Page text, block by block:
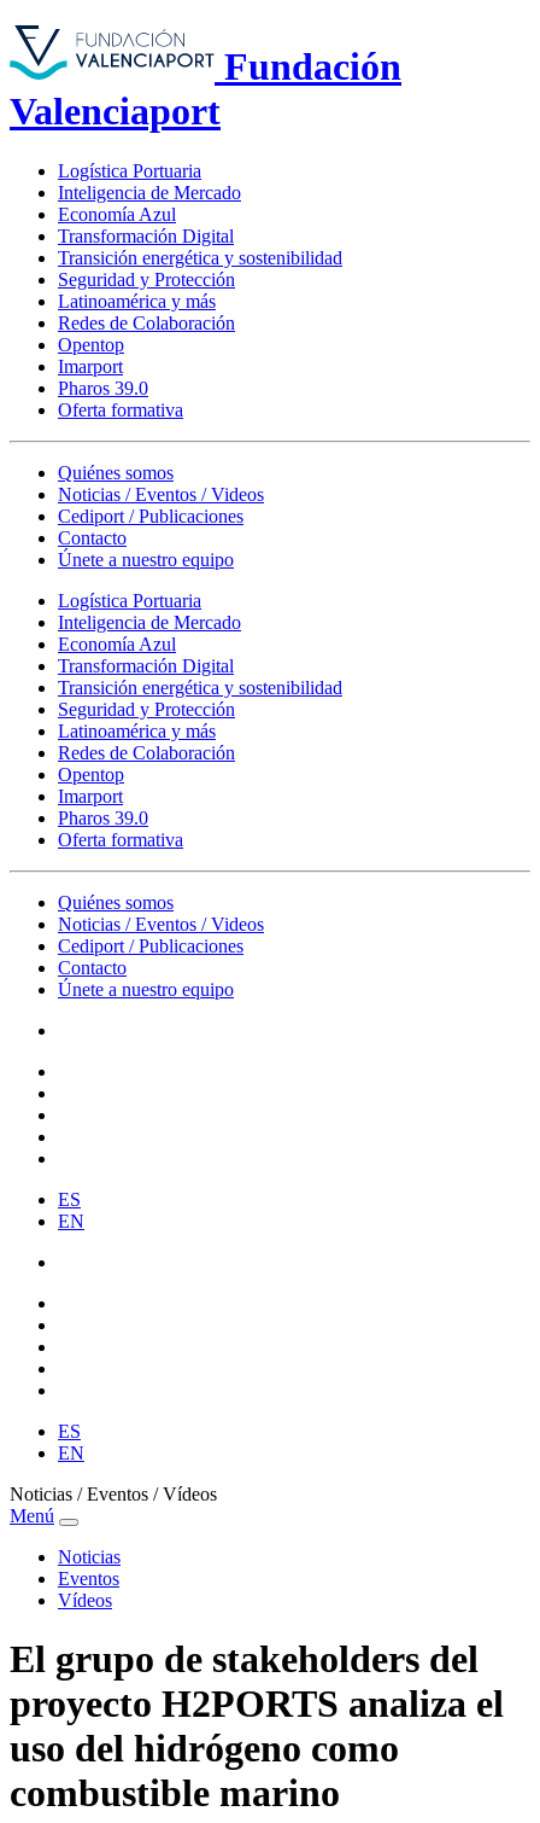
Fundación
Valenciaport
Logística Portuaria
Inteligencia de Mercado
Economía Azul
Transformación Digital
Transición energética y sostenibilidad
Seguridad y Protección
Latinoamérica y más
Redes de Colaboración
Opentop
Imarport
Pharos 39.0
Oferta formativa
Quiénes somos
Noticias / Eventos / Videos
Cediport / Publicaciones
Contacto
Únete a nuestro equipo
Logística Portuaria
Inteligencia de Mercado
Economía Azul
Transformación Digital
Transición energética y sostenibilidad
Seguridad y Protección
Latinoamérica y más
Redes de Colaboración
Opentop
Imarport
Pharos 39.0
Oferta formativa
Quiénes somos
Noticias / Eventos / Videos
Cediport / Publicaciones
Contacto
Únete a nuestro equipo
ES
EN
ES
EN
Noticias / Eventos / Vídeos
Menú
Noticias
Eventos
Vídeos
El grupo de stakeholders del
proyecto H2PORTS analiza el
uso del hidrógeno como
combustible marino